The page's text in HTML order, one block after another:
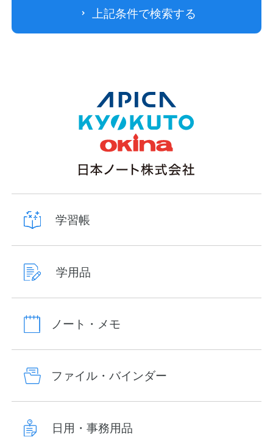
上記条件で検索する
学習帳
学用品
ノート・メモ
ファイル・バインダー
日用・事務用品